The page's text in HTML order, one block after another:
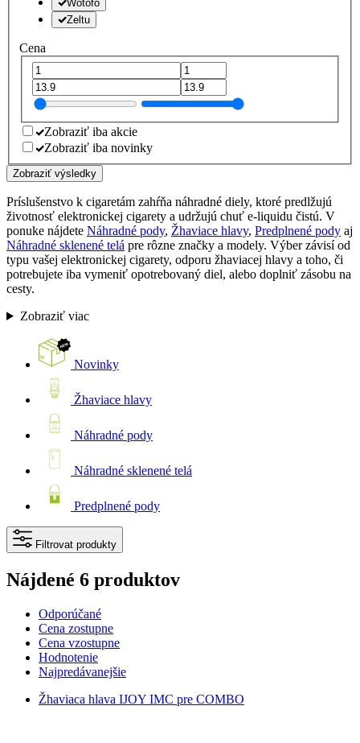
Wotofo
Zeltu
Cena
Zobraziť iba akcie
Zobraziť iba novinky
Zobraziť výsledky
Príslušenstvo k cigaretám zahŕňa náhradné diely, ktoré predlžujú
životnosť elektronickej cigarety a udržujú chuť e-liquidu čistú. V
ponuke nájdete Náhradné pody, Žhaviace hlavy, Predplnené pody aj
Náhradné sklenené telá pre rôzne značky a modely. Výber závisí od
typu vašej elektronickej cigarety, odporu žhaviacej hlavy a toho, či
potrebujete iba vymeniť opotrebovaný diel, alebo doplniť zásobu na
cesty.
Zobraziť viac
Novinky
Žhaviace hlavy
Náhradné pody
Náhradné sklenené telá
Predplnené pody
Filtrovat produkty
Nájdené 6 produktov
Odporúčané
Cena zostupne
Cena vzostupne
Hodnotenie
Najpredávanejšie
Žhaviaca hlava IJOY IMC pre COMBO